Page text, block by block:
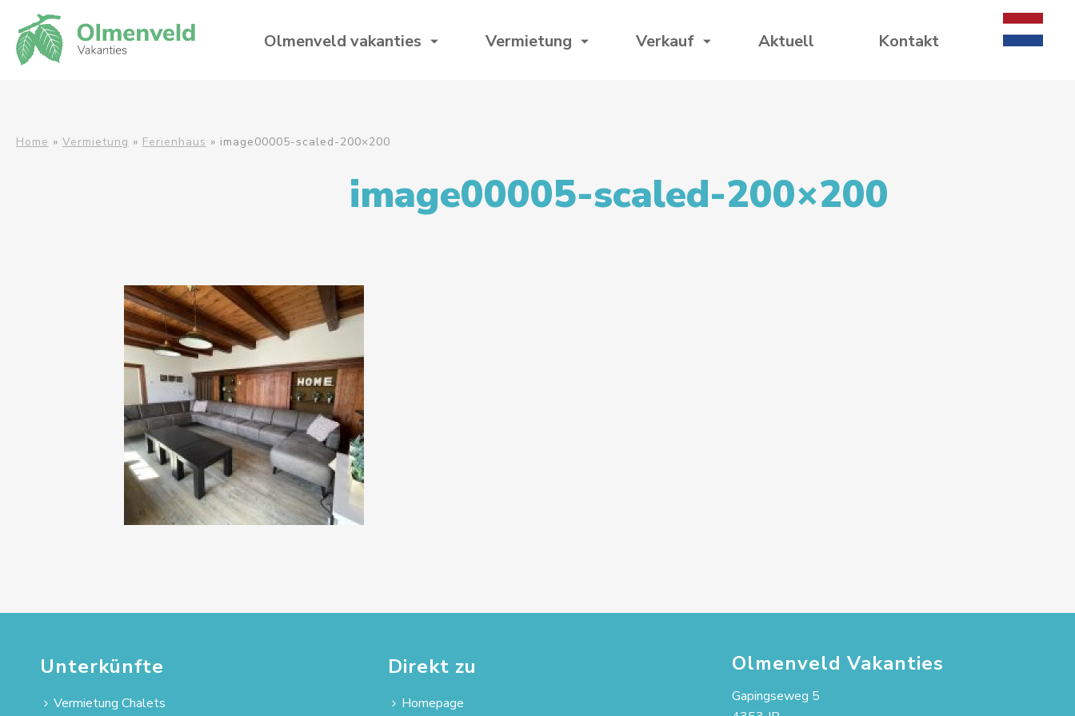
Olmenveld vakanties Vermietung Verkauf Aktuell Kontakt
Home » Vermietung » Ferienhaus » image00005-scaled-200×200
image00005-scaled-200×200
Unterkünfte
Vermietung Chalets
Direkt zu
Homepage
Olmenveld Vakanties
Gapingseweg 5